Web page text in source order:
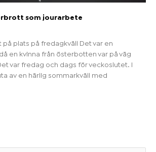
som jourarbete
på plats på fredagkväll Det var en
en kvinna från österbotten var på väg
var fredag och dags för veckoslutet. I
av en härlig sommarkväll med